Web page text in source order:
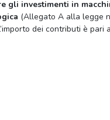
gli investimenti in
(Allegato A alla legge
dei contributi è